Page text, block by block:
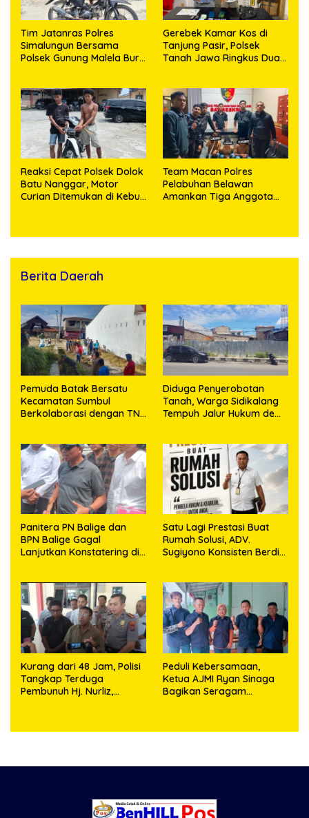
Tim Jatanras Polres
Simalungun Bersama
Polsek Gunung Malela Buru
Bekuk Tersangka
Gerebek Kamar Kos di
Tanjung Pasir, Polsek
Tanah Jawa Ringkus Dua
Reaksi Cepat Polsek Dolok
Batu Nanggar, Motor
Curian Ditemukan di Kebun
Team Macan Polres
Pelabuhan Belawan
Amankan Tiga Anggota
Berita Daerah
Pemuda Batak Bersatu
Kecamatan Sumbul
Berkolaborasi dengan TNI
023/KS dan HUT Ke-81
Kemerdekaan RI
Diduga Penyerobotan
Tanah, Warga Sidikalang
Tempuh Jalur Hukum demi
Panitera PN Balige dan
BPN Balige Gagal
Lanjutkan Konstatering di
Satu Lagi Prestasi Buat
Rumah Solusi, ADV.
Sugiyono Konsisten Berdiri
Kurang dari 48 Jam, Polisi
Tangkap Terduga
Pembunuh Hj. Nurliz,
Peduli Kebersamaan,
Ketua AJMI Ryan Sinaga
Bagikan Seragam